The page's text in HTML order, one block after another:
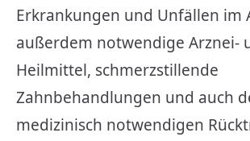
Erkrankungen und Unfällen im
außerdem notwendige Arznei-
Heilmittel, schmerzstillende
Zahnbehandlungen und auch
medizinisch notwendigen